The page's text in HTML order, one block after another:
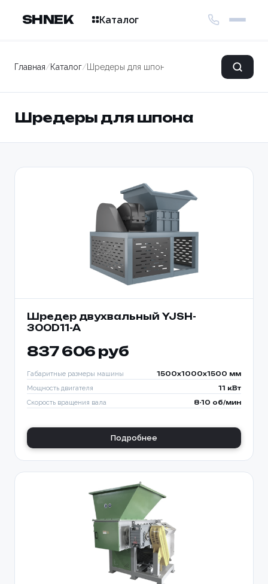
SHNEK Каталог
Главная/Каталог/ Шредеры для шпона
Шредеры для шпона
Шредер двухвальный YJSH-
300D11-A
837 606 руб
Габаритные размеры машины 1500x1000x1500 мм
Мощность двигателя 11 кВт
Скорость вращения вала 8-10 об/мин
Подробнее